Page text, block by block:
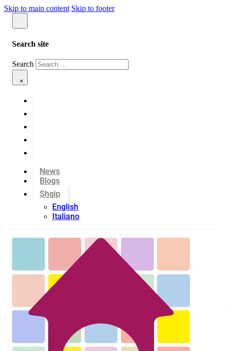
Skip to main content Skip to footer
Search site
Search
×
News
Blogs
Shqip
English
Italiano